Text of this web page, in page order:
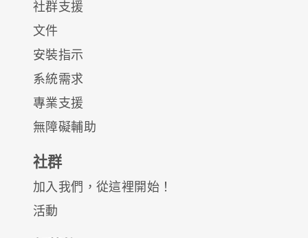
社群支援
文件
安裝指示
系統需求
專業支援
無障礙輔助
社群
加入我們，從這裡開始！
活動